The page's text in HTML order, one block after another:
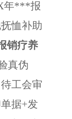
年***报
恤补助
销疗养
真伪
工会审
据+发